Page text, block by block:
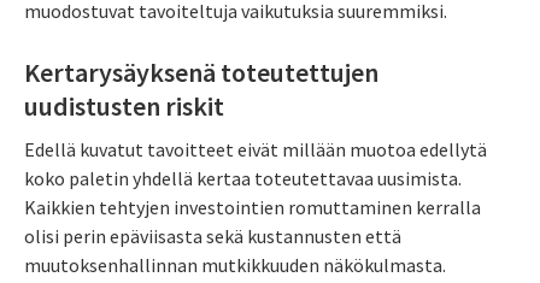
muodostuvat tavoiteltuja vaikutuksia suuremmiksi.
Kertarysäyksenä toteutettujen
uudistusten riskit
Edellä kuvatut tavoitteet eivät millään muotoa edellytä
koko paletin yhdellä kertaa toteutettavaa uusimista.
Kaikkien tehtyjen investointien romuttaminen kerralla
olisi perin epäviisasta sekä kustannusten että
muutoksenhallinnan mutkikkuuden näkökulmasta.